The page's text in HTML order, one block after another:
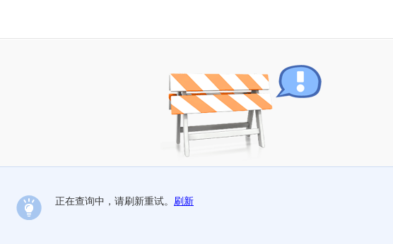
正在查询中，请刷新重试。 刷新